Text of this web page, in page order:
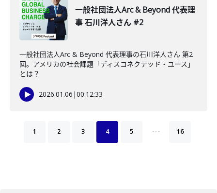
一般社団法人Arc & Beyond 代表理
事 石川洋人さん #2
一般社団法人Arc & Beyond 代表理事の石川洋人さん 第2
回。アメリカの社会課題「ディスコネクテッド・ユース」
とは？
2026.01.06 |00:12:33
1 2 3 4 5 … 16